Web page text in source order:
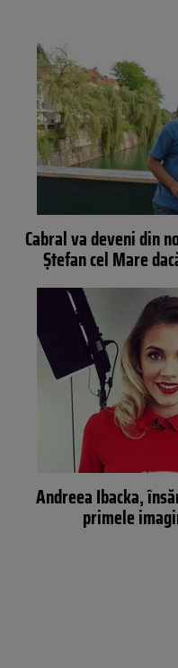
Cabral va deveni din
Ștefan cel Mare
Andreea Ibacka,
primele